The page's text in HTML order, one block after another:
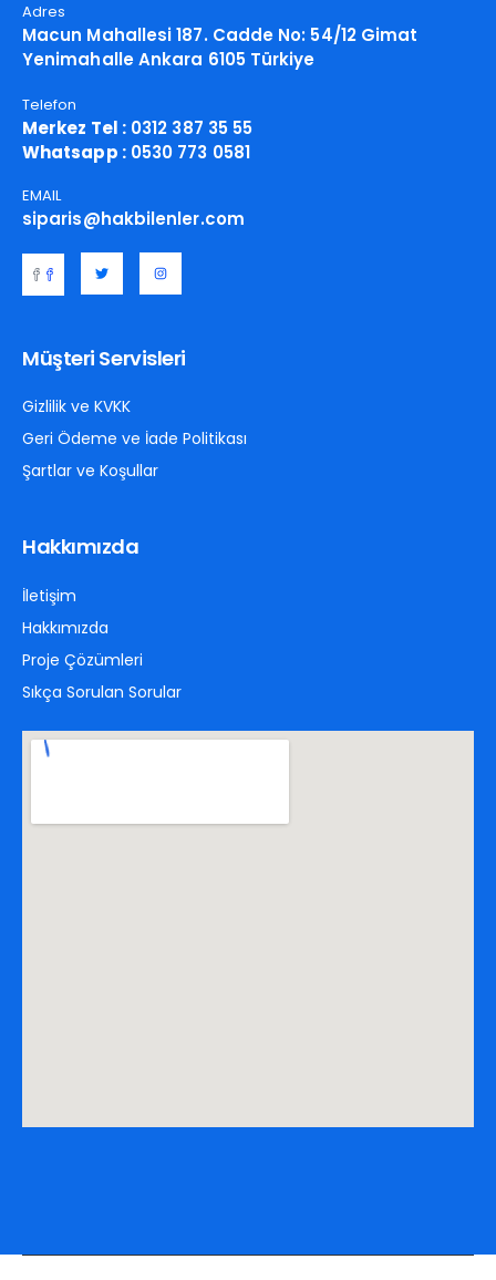
Adres
Macun Mahallesi 187. Cadde No: 54/12 Gimat
Yenimahalle Ankara 6105 Türkiye
Telefon
Merkez Tel :0312 387 35 55
Whatsapp :0530 773 0581
EMAIL
siparis@hakbilenler.com
Müşteri Servisleri
Gizlilik ve KVKK
Geri Ödeme ve İade Politikası
Şartlar ve Koşullar
Hakkımızda
İletişim
Hakkımızda
Proje Çözümleri
Sıkça Sorulan Sorular